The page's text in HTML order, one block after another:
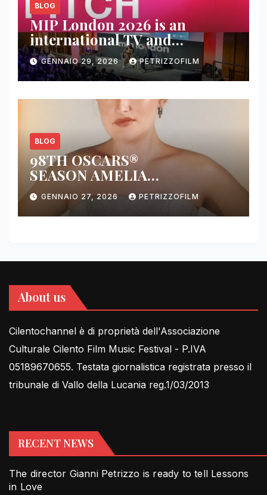
BLOG
MIP London 2026 is an
international TV and
streaming content market
GENNAIO 29, 2026 PETRIZZOFILM
BLOG
98TH OSCARS®
SEASON AMELIA
DIMOLDENBERG RETURNS
FOR THIRD YEAR
GENNAIO 27, 2026 PETRIZZOFILM
About us
Cilentochannel è di proprietà dell'Associazione
Culturale Cilento Film Music Festival - P.IVA
05189670655. Testata giornalistica registrata presso il
tribunale di Vallo della Lucania reg.1/03/2013
RECENT NEWS
The director Gianni Petrizzo is ready to tell Lessons
in Love